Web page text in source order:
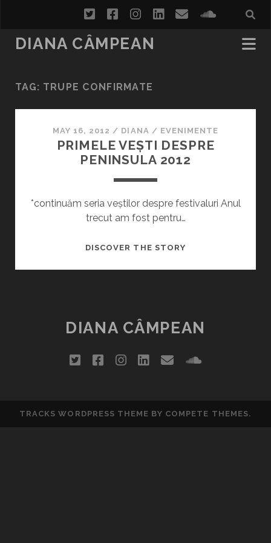
twitterfacebookinstagram
linkedin
email
DIANA CÂMPEAN
TAG: TRUPE CONFIRMATE
MAY 16, 2012 / DIANA / EVENIMENTE
PRIMELE VEȘTI DESPRE
PENINSULA 2012
*continuăm seria veștilor despre festivaluri Anul
trecut am fost pentru…
DISCOVER THE STORYPRIMELE
DIANA CÂMPEAN
twitterfacebookinstagram
linkedin
emailsoundcloud
TRACKS WORDPRESS THEME BY COMPETE THEMES.